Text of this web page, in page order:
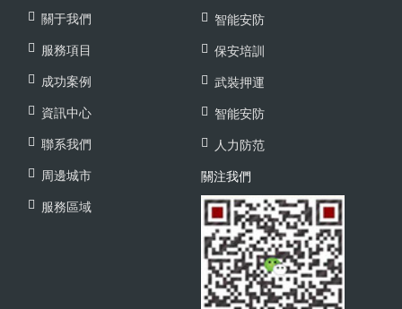
關于我們
服務項目
成功案例
資訊中心
聯系我們
周邊城市
服務區域
智能安防
保安培訓
武裝押運
智能安防
人力防范
關注我們